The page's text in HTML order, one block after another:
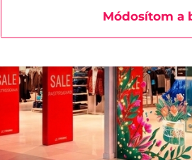
Módosítom a